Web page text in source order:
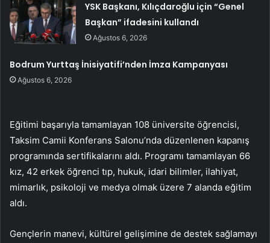
YSK Başkanı, Kılıçdaroğlu için “Genel
Başkan” ifadesini kullandı
Ağustos 6, 2026
Bodrum Yurttaş İnisiyatifi’nden İmza Kampanyası
Ağustos 6, 2026
Eğitimi başarıyla tamamlayan 108 üniversite öğrencisi,
Taksim Camii Konferans Salonu’nda düzenlenen kapanış
programında sertifikalarını aldı. Programı tamamlayan 66
kız, 42 erkek öğrenci tıp, hukuk, idari bilimler, ilahiyat,
mimarlık, psikoloji ve medya olmak üzere 7 alanda eğitim
aldı.
Gençlerin manevi, kültürel gelişimine de destek sağlamayı